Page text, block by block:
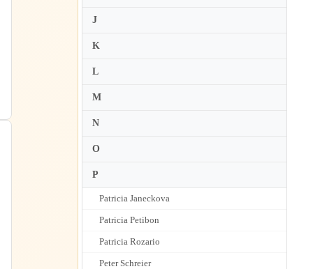
J
K
L
M
N
O
P
Patricia Janeckova
Patricia Petibon
Patricia Rozario
Peter Schreier